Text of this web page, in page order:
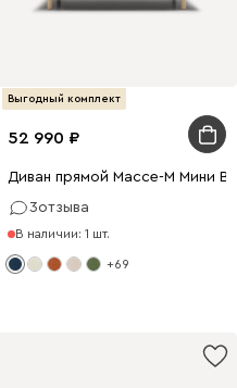
Выгодный комплект
52 990
Диван прямой Массе-М Мини
3отзыва
В наличии: 1 шт.
+69